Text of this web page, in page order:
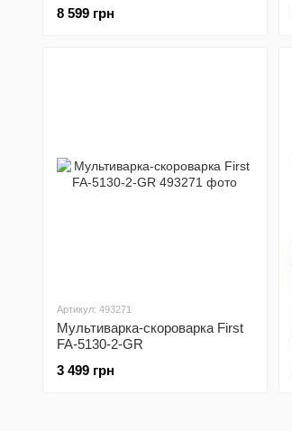
8 599 грн
Артикул: 493271
Мультиварка-скороварка First
FA-5130-2-GR
3 499 грн